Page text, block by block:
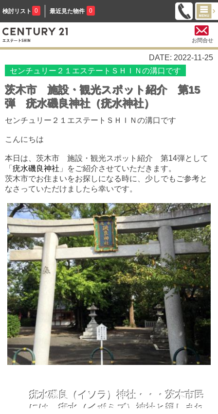
検討リスト 0 最近見た物件 0
お問合せ
DATE: 2022-11-25
センチュリー２１エステートＳＨＩＮの溝口です
茨木市 施設・観光スポット紹介 第15
弾 疣水磯良神社（疣水神社）
センチュリー２１エステートＳＨＩＮの溝口です
こんにちは
本日は、 茨木市 施設・観光スポット紹介 第14弾として
「 疣水磯良神社 」
をご紹介させていただきます。
茨木市でお住まいをお探しになる時に、少しでもご参考と
なさっていただけましたら幸いです。
疣水磯良（イソラ）神社・・・茨木市民
には、疣水（イボミズ）神社と親しまれ